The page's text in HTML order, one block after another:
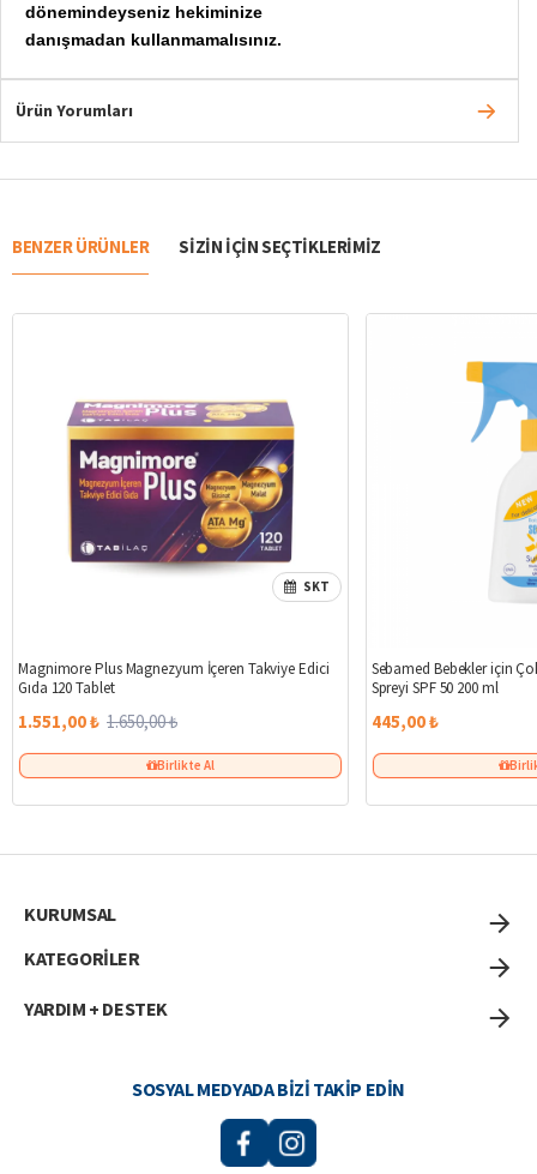
dönemindeyseniz hekiminize
danışmadan kullanmamalısınız.
Ürün Yorumları
BENZER ÜRÜNLER SIZIN IÇIN SEÇTIKLERIMIZ
%6
SKT
Magnimore Plus Magnezyum İçeren Takviye Edici
Gıda 120 Tablet
1.551,00 ₺ 1.650,00 ₺
Birlikte Al
Sebamed Bebekler için
Spreyi SPF 50 200 ml
445,00 ₺
KURUMSAL
KATEGORİLER
YARDIM + DESTEK
SOSYAL MEDYADA BIZI TAKIP EDIN